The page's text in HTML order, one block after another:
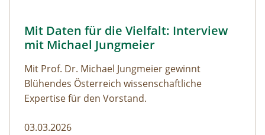
Naturmagazin: Mit Daten für die Vielfalt: Interview mit
Mit Daten für die Vielfalt: Interview
mit Michael Jungmeier
Mit Prof. Dr. Michael Jungmeier gewinnt
Blühendes Österreich wissenschaftliche
Expertise für den Vorstand.
03.03.2026